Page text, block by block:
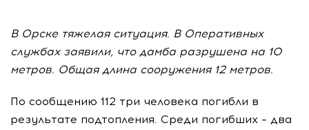
В Орске тяжелая ситуация. В Оперативных
службах заявили, что дамба разрушена на 10
метров. Общая длина сооружения 12 метров.
По сообщению 112 три человека погибли в
результате подтопления. Среди погибших – два